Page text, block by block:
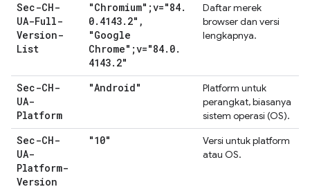
Sec-CH-
UA-Full-
Version-
List
"Chromium";v="84.
0. 4143. 2" ,
"Google
Chrome";v="84. 0.
4143. 2"
Daftar merek
browser dan versi
lengkapnya.
Sec-CH-
UA-
Platform
"Android"
Platform untuk
perangkat, biasanya
sistem operasi (OS).
Sec-CH-
UA-
Platform-
Version
"10"
Versi untuk platform
atau OS.